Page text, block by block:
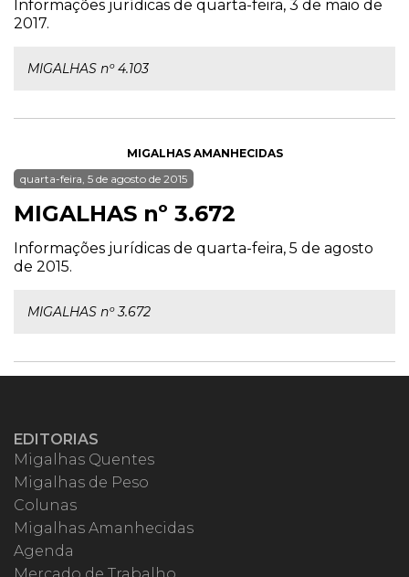
Informações jurídicas de quarta-feira, 3 de maio de
2017.
MIGALHAS nº 4.103
MIGALHAS AMANHECIDAS
quarta-feira, 5 de agosto de 2015
MIGALHAS nº 3.672
Informações jurídicas de quarta-feira, 5 de agosto
de 2015.
MIGALHAS nº 3.672
EDITORIAS
Migalhas Quentes
Migalhas de Peso
Colunas
Migalhas Amanhecidas
Agenda